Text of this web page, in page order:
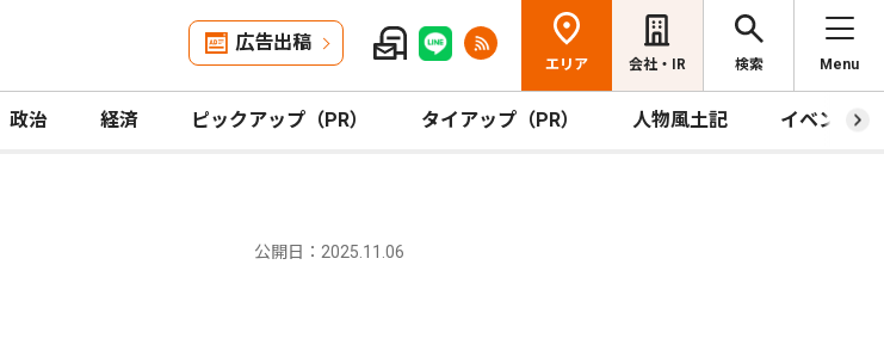
広告出稿
エリア 会社・IR 検索 Menu
政治 経済 ピックアップ（PR） タイアップ（PR） 人物風土記 イベント
公開日：2025.11.06